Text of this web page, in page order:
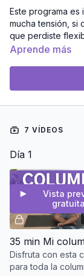
Este programa es
mucha tensión, si
que perdiste
quieres regalarte
Durante 7 días
con tu energía
🔹 Props
Antes de
experiencia sea
Bolster o cojín
grandes)
Cobijas o
cuerpo
Blocks de
Cinturón o
Una silla
Aprende más
7 VÍDEOS
Día 1
Vista
gratuita
Disfruta con esta
para toda la